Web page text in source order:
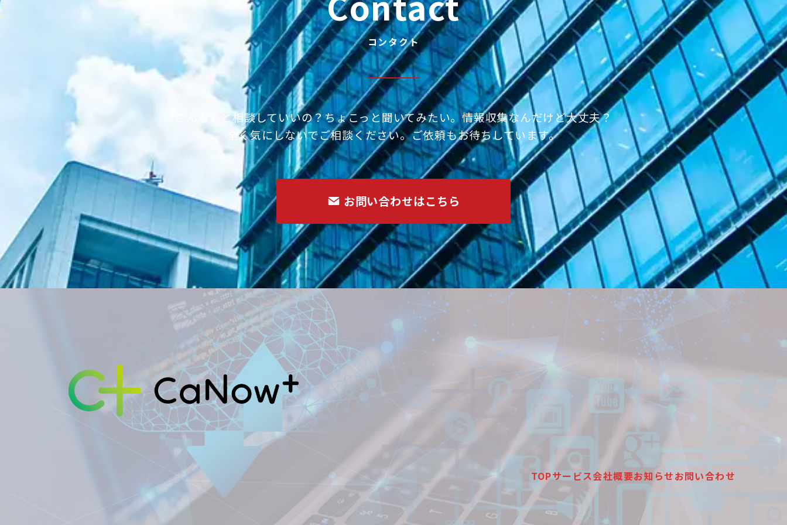
コンタクト
こんなこと相談していいの？ちょこっと聞いてみたい。情報収集なんだけど大丈夫？
全く気にしないでご相談ください。ご依頼もお待ちしています。
お問い合わせはこちら
TOPサービス会社概要お知らせお問い合わせ